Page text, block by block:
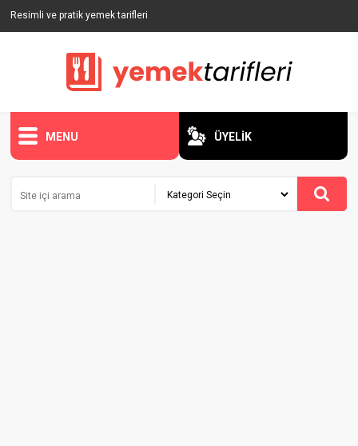
Resimli ve pratik yemek tarifleri
MENU ÜYELİK